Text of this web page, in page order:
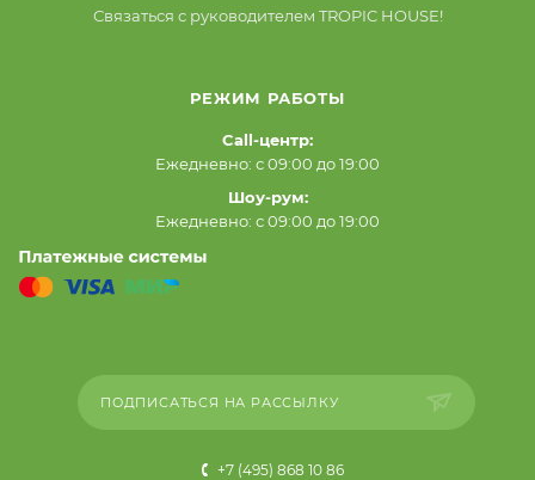
Связаться с руководителем TROPIC HOUSE!
РЕЖИМ РАБОТЫ
Call-центр:
Ежедневно: с 09:00 до 19:00
Шоу-рум:
Ежедневно: с 09:00 до 19:00
ПОДПИСАТЬСЯ НА РАССЫЛКУ
+7 (495) 868 10 86